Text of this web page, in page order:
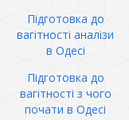
Підготовка до
вагітності аналізи
в Одесі
Підготовка до
вагітності з чого
почати в Одесі